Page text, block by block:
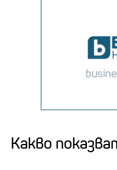
Какво